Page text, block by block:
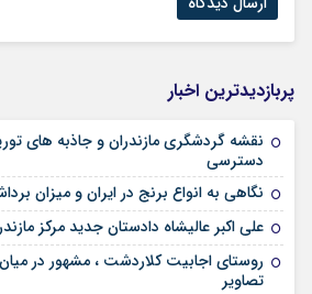
پربازدیدترین اخبار
دسترسی
نگاهی به انواع برنج در ایران و میزان
علی‌ اکبر عالیشاه دادستان جدید مرکز
روستای اجابیت کلاردشت ، مشهور در
تصاویر